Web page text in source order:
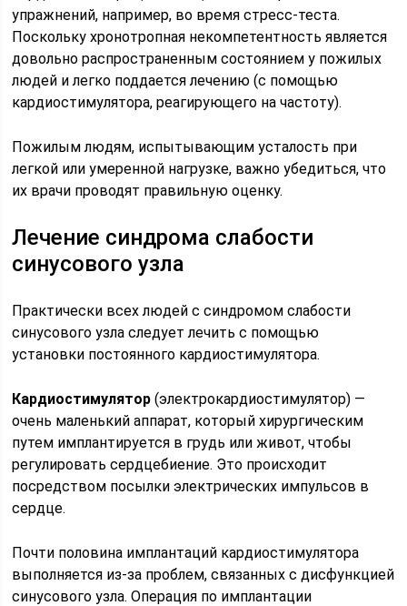
упражнений, например, во время стресс-теста.
Поскольку хронотропная некомпетентность является
довольно распространенным состоянием у пожилых
людей и легко поддается лечению (с помощью
кардиостимулятора, реагирующего на частоту).
Пожилым людям, испытывающим усталость при
легкой или умеренной нагрузке, важно убедиться, что
их врачи проводят правильную оценку.
Лечение синдрома слабости
синусового узла
Практически всех людей с синдромом слабости
синусового узла следует лечить с помощью
установки постоянного кардиостимулятора.
Кардиостимулятор (электрокардиостимулятор) —
очень маленький аппарат, который хирургическим
путем имплантируется в грудь или живот, чтобы
регулировать сердцебиение. Это происходит
посредством посылки электрических импульсов в
сердце.
Почти половина имплантаций кардиостимулятора
выполняется из-за проблем, связанных с дисфункцией
синусового узла. Операция по имплантации